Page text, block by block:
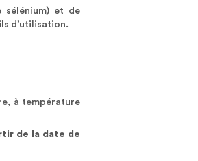
sélénium) et de
d’utilisation.
à température
de la date de